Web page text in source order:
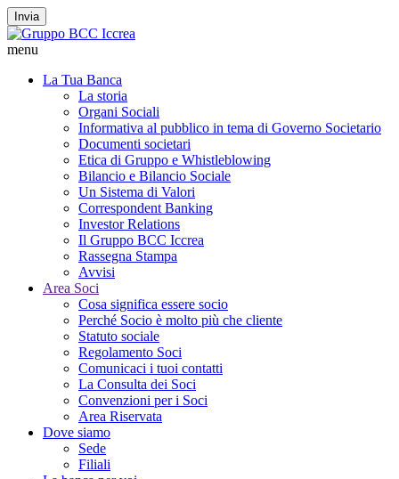
Invia
menu
La Tua Banca
La storia
Organi Sociali
Informativa al pubblico in tema di Governo Societario
Documenti societari
Etica di Gruppo e Whistleblowing
Bilancio e Bilancio Sociale
Un Sistema di Valori
Correspondent Banking
Investor Relations
Il Gruppo BCC Iccrea
Rassegna Stampa
Avvisi
Area Soci
Cosa significa essere socio
Perché Socio è molto più che cliente
Statuto sociale
Regolamento Soci
Comunicaci i tuoi contatti
La Consulta dei Soci
Convenzioni per i Soci
Area Riservata
Dove siamo
Sede
Filiali